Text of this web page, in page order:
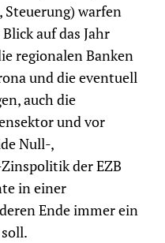
Steuerung) warfen
auf das Jahr
regionalen Banken
und die eventuell
auch die
und vor
Null-,
der EZB
in einer
Ende immer ein